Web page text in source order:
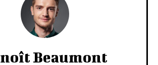
Beaumont